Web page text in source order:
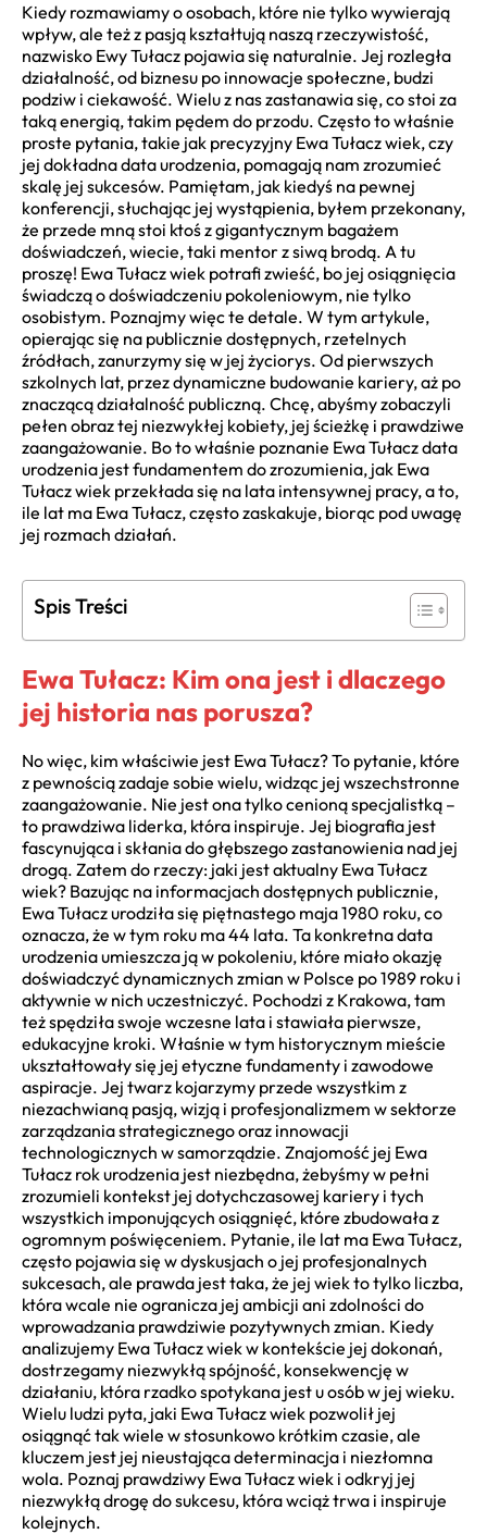
Kiedy rozmawiamy o osobach, które nie tylko wywierają
wpływ, ale też z pasją kształtują naszą rzeczywistość,
nazwisko Ewy Tułacz pojawia się naturalnie. Jej rozległa
działalność, od biznesu po innowacje społeczne, budzi
podziw i ciekawość. Wielu z nas zastanawia się, co stoi za
taką energią, takim pędem do przodu. Często to właśnie
proste pytania, takie jak precyzyjny Ewa Tułacz wiek, czy
jej dokładna data urodzenia, pomagają nam zrozumieć
skalę jej sukcesów. Pamiętam, jak kiedyś na pewnej
konferencji, słuchając jej wystąpienia, byłem przekonany,
że przede mną stoi ktoś z gigantycznym bagażem
doświadczeń, wiecie, taki mentor z siwą brodą. A tu
proszę! Ewa Tułacz wiek potrafi zwieść, bo jej osiągnięcia
świadczą o doświadczeniu pokoleniowym, nie tylko
osobistym. Poznajmy więc te detale. W tym artykule,
opierając się na publicznie dostępnych, rzetelnych
źródłach, zanurzymy się w jej życiorys. Od pierwszych
szkolnych lat, przez dynamiczne budowanie kariery, aż po
znaczącą działalność publiczną. Chcę, abyśmy zobaczyli
pełen obraz tej niezwykłej kobiety, jej ścieżkę i prawdziwe
zaangażowanie. Bo to właśnie poznanie Ewa Tułacz data
urodzenia jest fundamentem do zrozumienia, jak Ewa
Tułacz wiek przekłada się na lata intensywnej pracy, a to,
ile lat ma Ewa Tułacz, często zaskakuje, biorąc pod uwagę
jej rozmach działań.
Spis Treści
Ewa Tułacz: Kim ona jest i dlaczego
jej historia nas porusza?
No więc, kim właściwie jest Ewa Tułacz? To pytanie, które
z pewnością zadaje sobie wielu, widząc jej wszechstronne
zaangażowanie. Nie jest ona tylko cenioną specjalistką –
to prawdziwa liderka, która inspiruje. Jej biografia jest
fascynująca i skłania do głębszego zastanowienia nad jej
drogą. Zatem do rzeczy: jaki jest aktualny Ewa Tułacz
wiek? Bazując na informacjach dostępnych publicznie,
Ewa Tułacz urodziła się piętnastego maja 1980 roku, co
oznacza, że w tym roku ma 44 lata. Ta konkretna data
urodzenia umieszcza ją w pokoleniu, które miało okazję
doświadczyć dynamicznych zmian w Polsce po 1989 roku i
aktywnie w nich uczestniczyć. Pochodzi z Krakowa, tam
też spędziła swoje wczesne lata i stawiała pierwsze,
edukacyjne kroki. Właśnie w tym historycznym mieście
ukształtowały się jej etyczne fundamenty i zawodowe
aspiracje. Jej twarz kojarzymy przede wszystkim z
niezachwianą pasją, wizją i profesjonalizmem w sektorze
zarządzania strategicznego oraz innowacji
technologicznych w samorządzie. Znajomość jej Ewa
Tułacz rok urodzenia jest niezbędna, żebyśmy w pełni
zrozumieli kontekst jej dotychczasowej kariery i tych
wszystkich imponujących osiągnięć, które zbudowała z
ogromnym poświęceniem. Pytanie, ile lat ma Ewa Tułacz,
często pojawia się w dyskusjach o jej profesjonalnych
sukcesach, ale prawda jest taka, że jej wiek to tylko liczba,
która wcale nie ogranicza jej ambicji ani zdolności do
wprowadzania prawdziwie pozytywnych zmian. Kiedy
analizujemy Ewa Tułacz wiek w kontekście jej dokonań,
dostrzegamy niezwykłą spójność, konsekwencję w
działaniu, która rzadko spotykana jest u osób w jej wieku.
Wielu ludzi pyta, jaki Ewa Tułacz wiek pozwolił jej
osiągnąć tak wiele w stosunkowo krótkim czasie, ale
kluczem jest jej nieustająca determinacja i niezłomna
wola. Poznaj prawdziwy Ewa Tułacz wiek i odkryj jej
niezwykłą drogę do sukcesu, która wciąż trwa i inspiruje
kolejnych.